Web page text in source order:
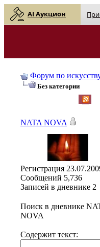
AI Аукцион
Форум по
Без категории
NATA NOVA
Регистрация
Сообщений 5,736
Записей в дневнике 2
Поиск в дневнике
NOVA
Содержит текст: